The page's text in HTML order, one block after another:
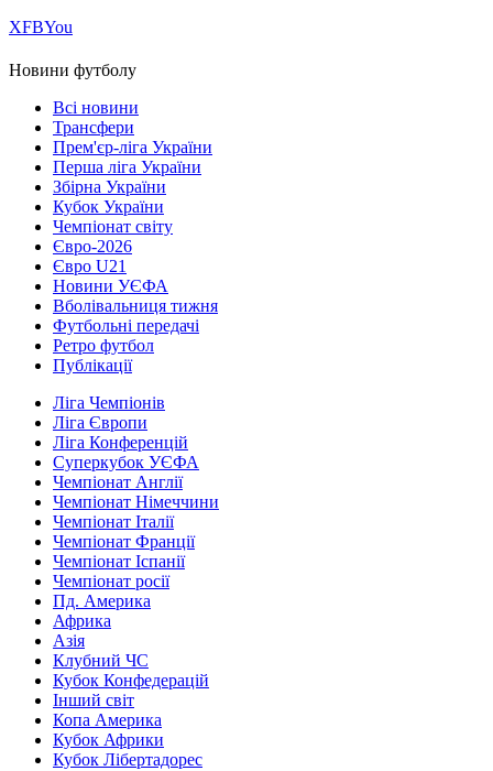
ХFBYou
Новини футболу
Всі новини
Трансфери
Прем'єр-ліга України
Перша ліга України
Збірна України
Кубок України
Чемпіонат світу
Євро-2026
Євро U21
Новини УЄФА
Вболівальниця тижня
Футбольні передачі
Ретро футбол
Публікації
Ліга Чемпіонів
Ліга Європи
Ліга Конференцій
Суперкубок УЄФА
Чемпіонат Англії
Чемпіонат Німеччини
Чемпіонат Італії
Чемпіонат Франції
Чемпіонат Іспанії
Чемпіонат росії
Пд. Америка
Африка
Азія
Клубний ЧС
Кубок Конфедерацій
Інший світ
Копа Америка
Кубок Африки
Кубок Лібертадорес